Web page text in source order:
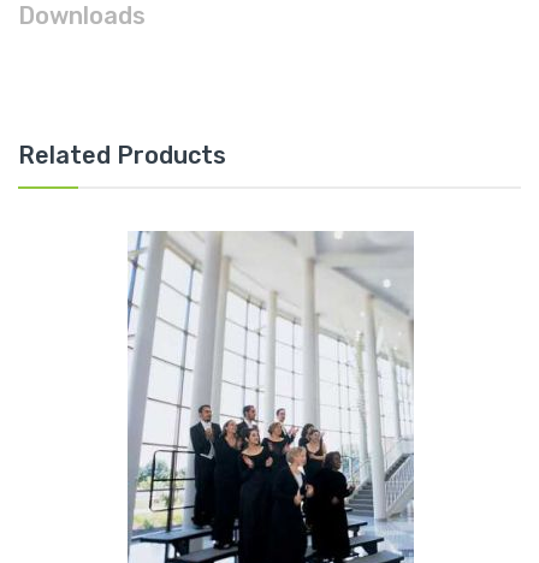
Downloads
Related Products